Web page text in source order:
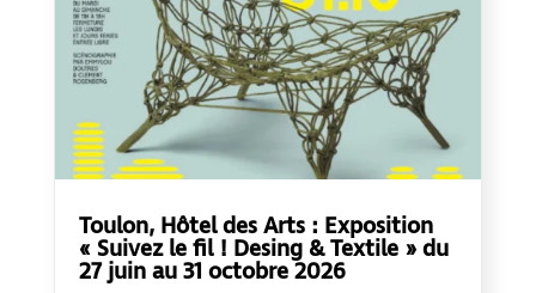
Toulon, Hôtel des Arts : Exposition
« Suivez le fil ! Desing & Textile » du
27 juin au 31 octobre 2026